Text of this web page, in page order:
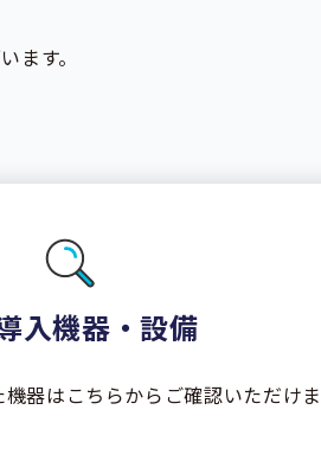
ます。
入機器・設備
器はこちらからご確認いただけま